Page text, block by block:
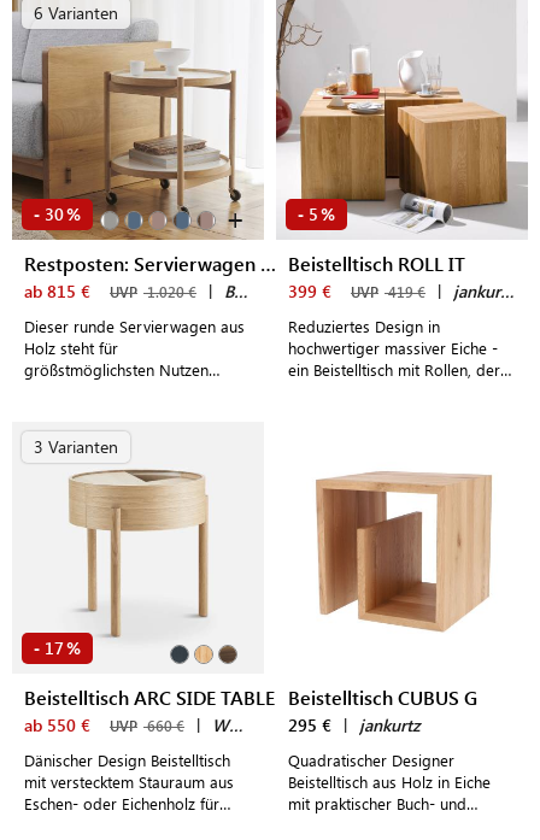
6 Varianten
- 30% +
Restposten: Servierwagen TRAY TABLE 50
ab 815 € UVP 1.020 € | Brdr. Krüger
Dieser runde Servierwagen aus
Holz steht für
größstmöglichsten Nutzen
- 5 %
Beistelltisch ROLL IT
399 € UVP 419 € | jankurtz
Reduziertes Design in
hochwertiger massiver Eiche -
ein Beistelltisch mit Rollen, der
3 Varianten
- 17%
Beistelltisch ARC SIDE TABLE
ab 550 € UVP 660 € | WOUD
Dänischer Design Beistelltisch
mit verstecktem Stauraum aus
Eschen- oder Eichenholz für
Beistelltisch CUBUS G
295 € | jankurtz
Quadratischer Designer
Beistelltisch aus Holz in Eiche
mit praktischer Buch- und